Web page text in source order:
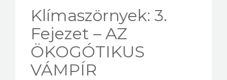
Klímaszörnyek: 3.
Fejezet – AZ
ÖKOGÓTIKUS
VÁMPÍR